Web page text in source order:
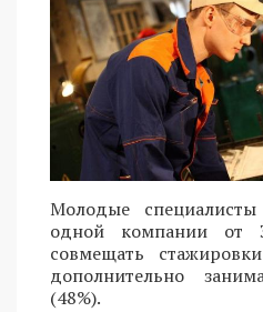
Молодые
одной компании
совмещать
дополнительно
(48%).